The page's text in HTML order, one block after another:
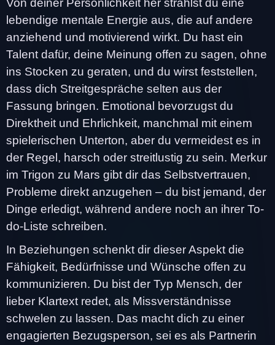
Von deiner Persönlichkeit her strahlst du eine
lebendige mentale Energie aus, die auf andere
anziehend und motivierend wirkt. Du hast ein
Talent dafür, deine Meinung offen zu sagen, ohne
ins Stocken zu geraten, und du wirst feststellen,
dass dich Streitgespräche selten aus der
Fassung bringen. Emotional bevorzugst du
Direktheit und Ehrlichkeit, manchmal mit einem
spielerischen Unterton, aber du vermeidest es in
der Regel, harsch oder streitlustig zu sein. Merkur
im Trigon zu Mars gibt dir das Selbstvertrauen,
Probleme direkt anzugehen – du bist jemand, der
Dinge erledigt, während andere noch an ihrer To-
do-Liste schreiben.
In Beziehungen schenkt dir dieser Aspekt die
Fähigkeit, Bedürfnisse und Wünsche offen zu
kommunizieren. Du bist der Typ Mensch, der
lieber Klartext redet, als Missverständnisse
schwelen zu lassen. Das macht dich zu einer
engagierten Bezugsperson, sei es als Partnerin